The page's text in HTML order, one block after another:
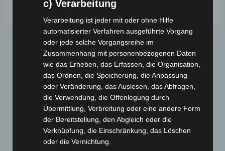
Webseite
Cashback-Aktion
c) Verarbeitung
Verarbeitung ist jeder mit oder ohne Hilfe
automatisierter Verfahren ausgeführte Vorgang
oder jede solche Vorgangsreihe im
Zusammenhang mit personenbezogenen Daten
wie das Erheben, das Erfassen, die Organisation,
das Ordnen, die Speicherung, die Anpassung
oder Veränderung, das Auslesen, das Abfragen,
die Verwendung, die Offenlegung durch
Übermittlung, Verbreitung oder eine andere Form
der Bereitstellung, den Abgleich oder die
Verknüpfung, die Einschränkung, das Löschen
oder die Vernichtung.